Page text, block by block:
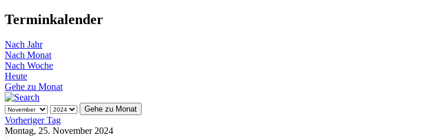
Terminkalender
Nach Jahr
Nach Monat
Nach Woche
Heute
Gehe zu Monat
Gehe zu Monat
Vorheriger Tag
Montag, 25. November 2024